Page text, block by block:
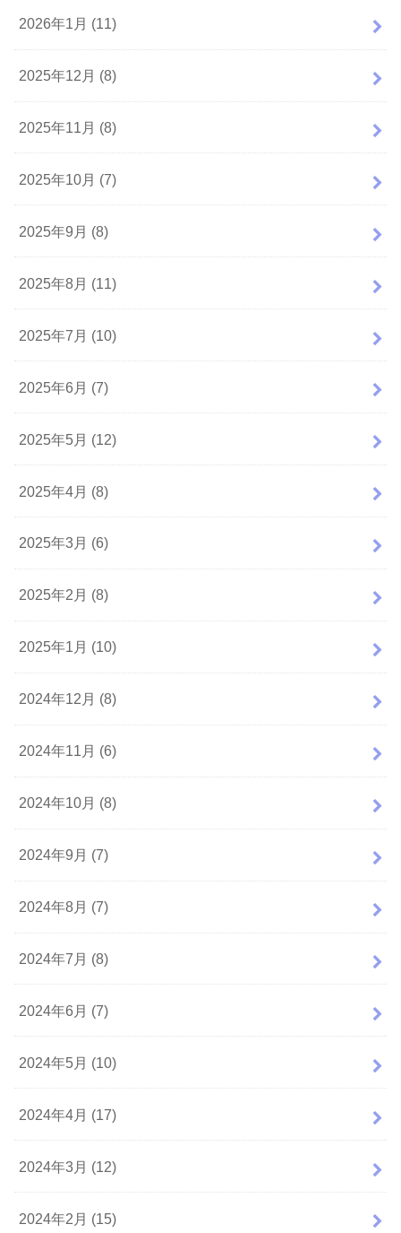
2026年1月 (11)
2025年12月 (8)
2025年11月 (8)
2025年10月 (7)
2025年9月 (8)
2025年8月 (11)
2025年7月 (10)
2025年6月 (7)
2025年5月 (12)
2025年4月 (8)
2025年3月 (6)
2025年2月 (8)
2025年1月 (10)
2024年12月 (8)
2024年11月 (6)
2024年10月 (8)
2024年9月 (7)
2024年8月 (7)
2024年7月 (8)
2024年6月 (7)
2024年5月 (10)
2024年4月 (17)
2024年3月 (12)
2024年2月 (15)